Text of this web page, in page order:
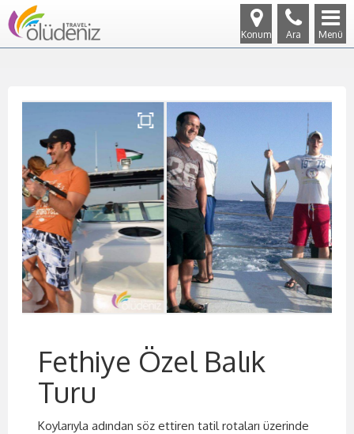
Menü
Ara
Konum
Fethiye Özel Balık
Turu
Koylarıyla adından söz ettiren tatil rotaları üzerinde